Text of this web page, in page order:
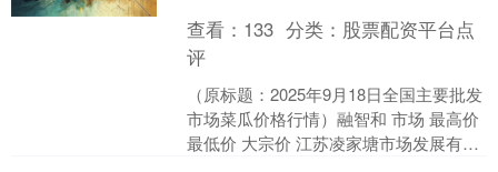
查看： 133 分类： 股票配资平台点
评
（原标题：2025年9月18日全国主要批发
市场菜瓜价格行情）融智和 市场 最高价
最低价 大宗价 江苏凌家塘市场发展有限